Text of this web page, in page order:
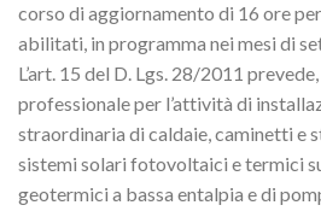
corso di aggiornamento di 16 ore
abilitati, in programma nei mesi di
L’art. 15 del D. Lgs. 28/2011
professionale per l’attività di
straordinaria di caldaie, caminetti e
sistemi solari fotovoltaici e termici
geotermici a bassa entalpia e di